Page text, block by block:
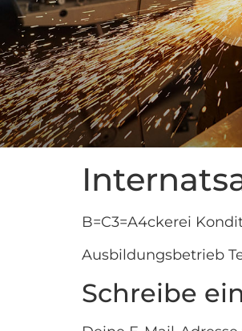
B=C3=A4ckerei
Ausbildungsbetrieb
Schreibe